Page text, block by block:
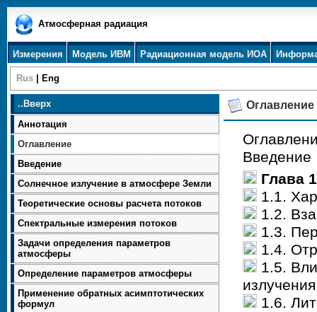
Атмосферная радиация
Измерения Модель ИВМ Радиационная модель ИОА
Rus Eng
.. Вверх
Аннотация
Оглавление
Введение
Солнечное излучение в атмосфере Земли
Теоретические основы расчета потоков
Спектральные измерения потоков
Задачи определения параметров
атмосферы
Определение параметров атмосферы
Применение обратных асимптотических
формул
Оглавление
Введение
Глава
1.1.
1.2.
1.3.
1.4.
1.5.
1.6.